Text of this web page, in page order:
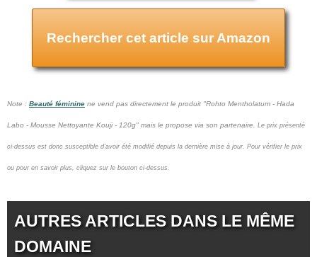
Rechercher cet article sur Amazon
Note : Beauté féminine ne vend pas directement le produit "Rohto Mentholatum - Hada
Labo - Mousse Nettoyante Kouji - 120g" mais le propose via son partenaire. Le prix présenté
ci-dessus est donc susceptible d'avoir été modifié depuis la dernière mise à jour. Pour vérifier le prix
ou pour en savoir plus, cliquez sur le bouton ci-dessus.
AUTRES ARTICLES DANS LE MÊME
DOMAINE